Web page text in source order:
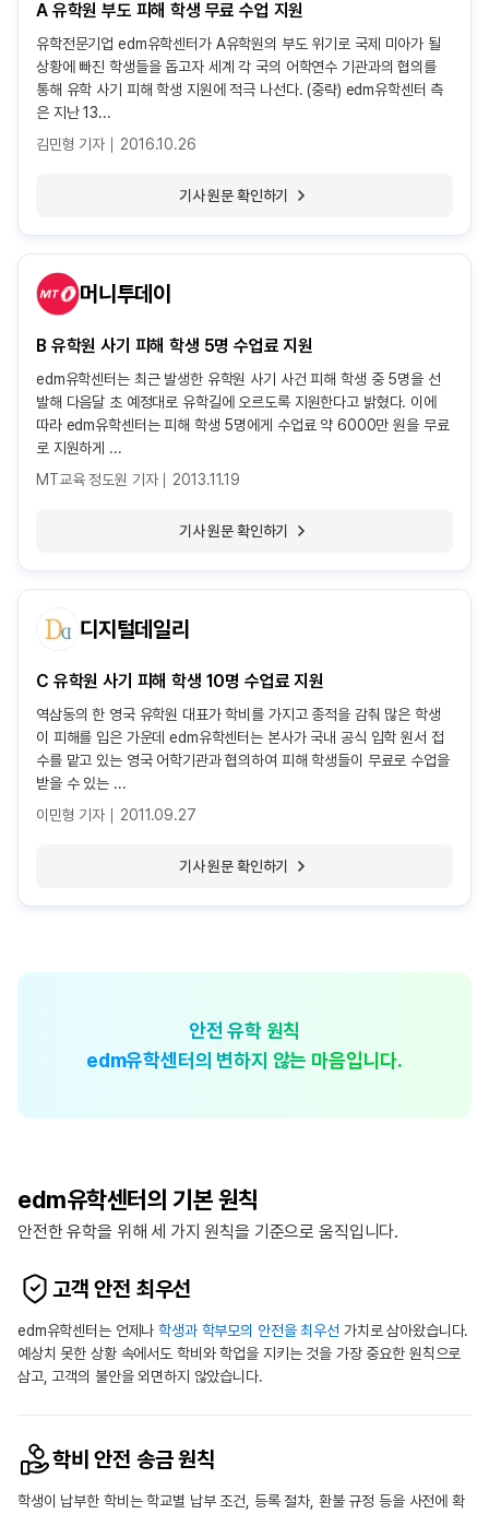
A 유학원 부도 피해 학생 무료 수업 지원
유학전문기업 edm유학센터가 A유학원의 부도 위기로 국제 미아가 될
상황에 빠진 학생들을 돕고자 세계 각 국의 어학연수 기관과의 협의를
통해 유학 사기 피해 학생 지원에 적극 나선다. (중략) edm유학센터 측
은 지난 13...
김민형 기자
2016.10.26
기사 원문 확인하기
머니투데이
B 유학원 사기 피해 학생 5명 수업료 지원
edm유학센터는 최근 발생한 유학원 사기 사건 피해 학생 중 5명을 선
발해 다음달 초 예정대로 유학길에 오르도록 지원한다고 밝혔다. 이에
따라 edm유학센터는 피해 학생 5명에게 수업료 약 6000만 원을 무료
로 지원하게 ...
MT교육 정도원 기자
2013.11.19
기사 원문 확인하기
디지털데일리
C 유학원 사기 피해 학생 10명 수업료 지원
역삼동의 한 영국 유학원 대표가 학비를 가지고 종적을 감춰 많은 학생
이 피해를 입은 가운데 edm유학센터는 본사가 국내 공식 입학 원서 접
수를 맡고 있는 영국 어학기관과 협의하여 피해 학생들이 무료로 수업을
받을 수 있는 ...
이민형 기자
2011.09.27
기사 원문 확인하기
안전 유학 원칙
edm유학센터의 변하지 않는 마음입니다.
edm유학센터의 기본 원칙
안전한 유학을 위해 세 가지 원칙을 기준으로 움직입니다.
고객 안전 최우선
edm유학센터는 언제나학생과 학부모의 안전을 최우선 가치로 삼아왔습니다.
예상치 못한 상황 속에서도 학비와 학업을 지키는 것을 가장 중요한 원칙으로
삼고, 고객의 불안을 외면하지 않았습니다.
학비 안전 송금 원칙
학생이 납부한 학비는 학교별 납부 조건, 등록 절차, 환불 규정 등을 사전에 확